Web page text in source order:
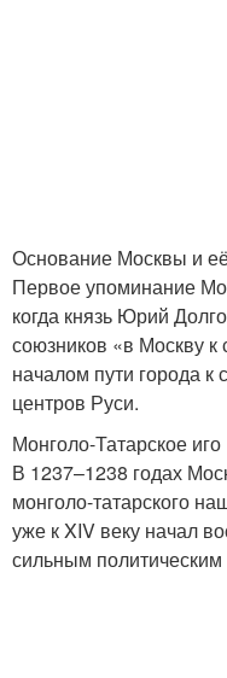
Основание Москвы и
Первое упоминание
когда князь Юрий
союзников «в Москву
началом пути города
центров Руси.
Монголо-Татарское иго
В 1237–1238 годах
монголо-татарского
уже к XIV веку начал
сильным